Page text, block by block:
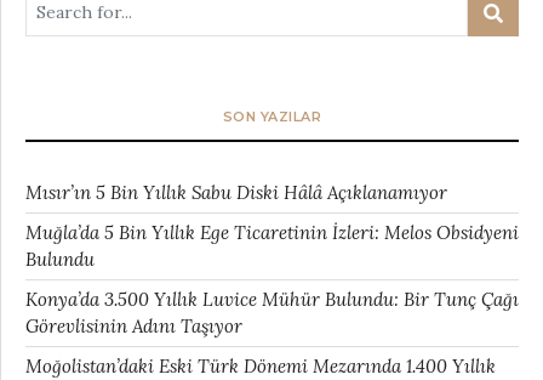
SON YAZILAR
Mısır’ın 5 Bin Yıllık Sabu Diski Hâlâ Açıklanamıyor
Muğla’da 5 Bin Yıllık Ege Ticaretinin İzleri: Melos Obsidyeni
Bulundu
Konya’da 3.500 Yıllık Luvice Mühür Bulundu: Bir Tunç Çağı
Görevlisinin Adını Taşıyor
Moğolistan’daki Eski Türk Dönemi Mezarında 1.400 Yıllık